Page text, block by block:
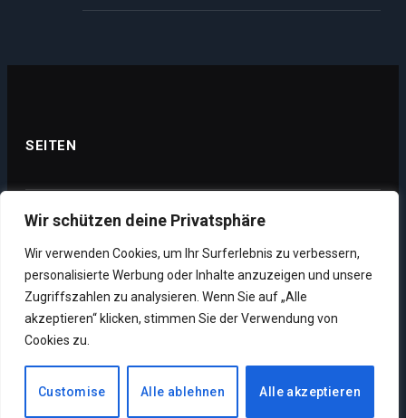
Wir schützen deine Privatsphäre
Wir verwenden Cookies, um Ihr Surferlebnis zu verbessern,
personalisierte Werbung oder Inhalte anzuzeigen und unsere
Zugriffszahlen zu analysieren. Wenn Sie auf „Alle
akzeptieren“ klicken, stimmen Sie der Verwendung von
Cookies zu.
Customise Alle ablehnen Alle akzeptieren
SEITEN
Datenschutz
Impressum
Über uns
Unsere Supporter